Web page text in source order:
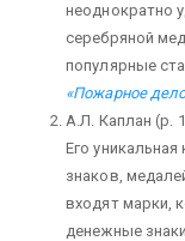
неоднократно
серебряной
популярные
«Пожарное
А.Л. Каплан (р.
Его
знаков,
входят марки,
денежные